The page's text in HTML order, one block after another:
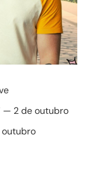
— 2 de outubro